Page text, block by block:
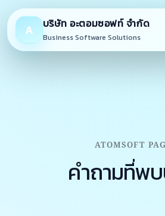
Skip
to
content
A บริษัท อะตอมซอฟท์ จำกัด
Business Software Solutions
ATOMSOFT
คำถามที่พ